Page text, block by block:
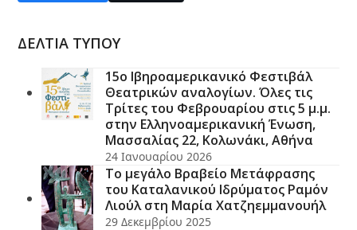
ΔΕΛΤΙΑ ΤΥΠΟΥ
15ο Ιβηροαμερικανικό Φεστιβάλ
Θεατρικών αναλογίων. Όλες τις
Τρίτες του Φεβρουαρίου στις 5 μ.μ.
στην Ελληνοαμερικανική Ένωση,
Μασσαλίας 22, Κολωνάκι, Αθήνα
24 Ιανουαρίου 2026
Το μεγάλο Βραβείο Μετάφρασης
του Καταλανικού Ιδρύματος Ραμόν
Λιούλ στη Μαρία Χατζηεμμανουήλ
29 Δεκεμβρίου 2025